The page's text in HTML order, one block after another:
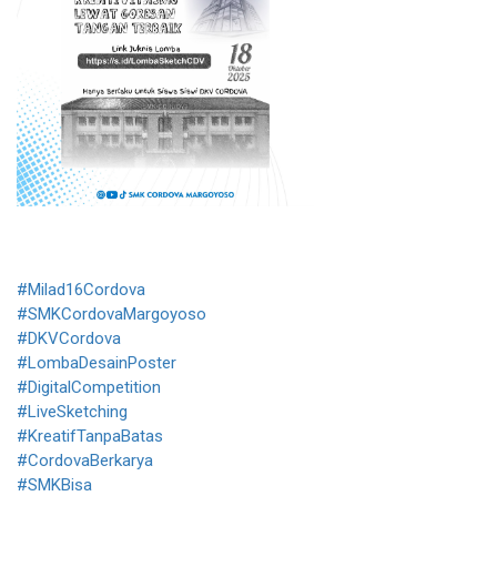
#Milad16Cordova
#SMKCordovaMargoyoso
#DKVCordova
#LombaDesainPoster
#DigitalCompetition
#LiveSketching
#KreatifTanpaBatas
#CordovaBerkarya
#SMKBisa